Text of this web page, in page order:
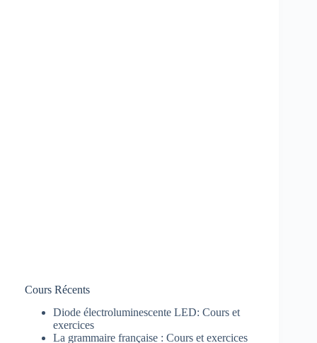
Cours Récents
Diode électroluminescente LED: Cours et
exercices
La grammaire française : Cours et exercices